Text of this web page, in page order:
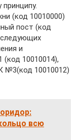
(код 10010000)
пост (код
следующих
и
10010014),
№3(код 10010012)
всю